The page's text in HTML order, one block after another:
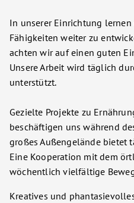
In unserer Einrichtung
Fähigkeiten weiter zu
achten wir auf einen guten
Unsere Arbeit wird täglich
unterstützt.
Gezielte Projekte zu
beschäftigen uns während
großes Außengelände bietet
Eine Kooperation mit dem
wöchentlich vielfältige
Kreatives und